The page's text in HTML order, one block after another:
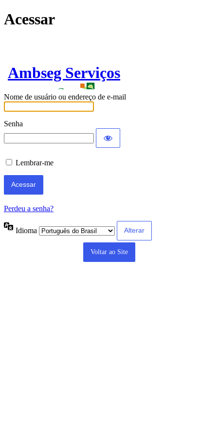
Acessar
Ambseg Serviços
Nome de usuário ou endereço de e-mail
Senha
Lembrar-me
Perdeu a senha?
Idioma
Voltar ao Site